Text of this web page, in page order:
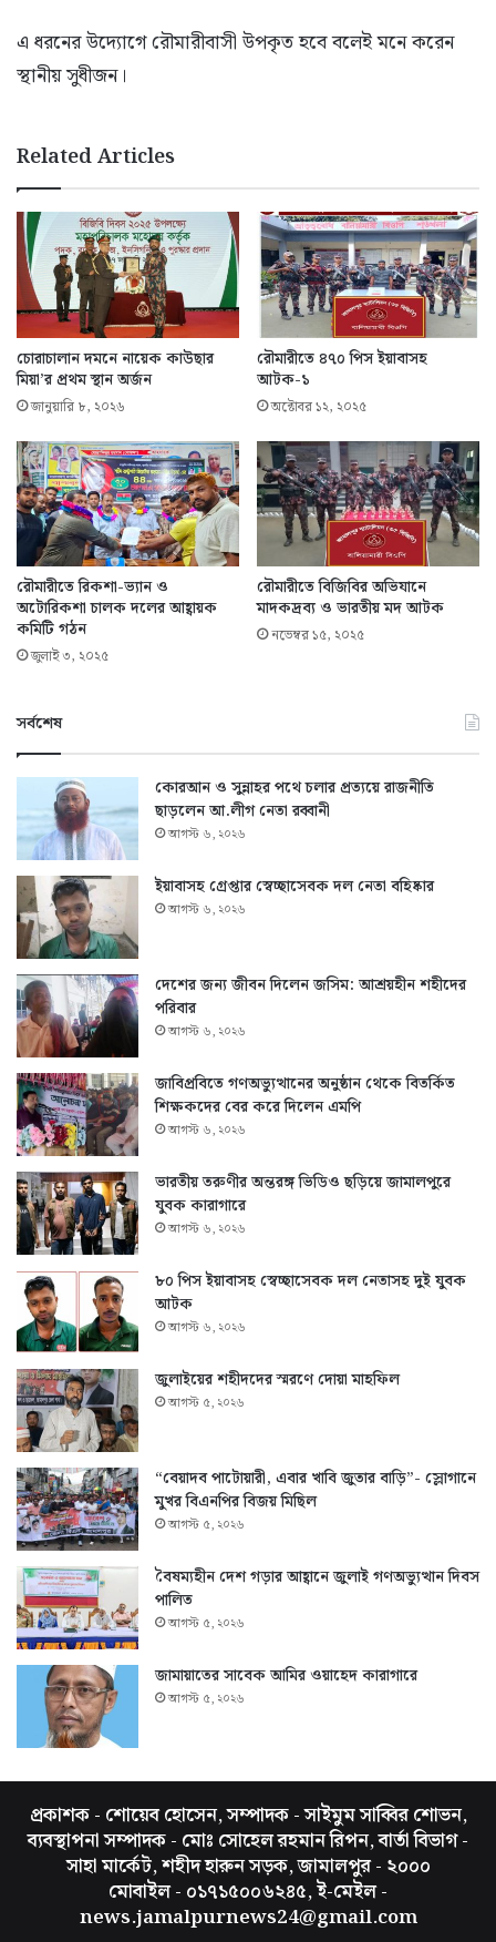
এ ধরনের উদ্যোগে রৌমারীবাসী উপকৃত হবে বলেই মনে করেন
স্থানীয় সুধীজন।
Related Articles
চোরাচালান দমনে নায়েক কাউছার
মিয়া’র প্রথম স্থান অর্জন
জানুয়ারি ৮, ২০২৬
রৌমারীতে ৪৭০ পিস ইয়াবাসহ
আটক-১
অক্টোবর ১২, ২০২৫
রৌমারীতে রিকশা-ভ্যান ও
অটোরিকশা চালক দলের আহ্বায়ক
কমিটি গঠন
জুলাই ৩, ২০২৫
রৌমারীতে বিজিবির অভিযানে
মাদকদ্রব্য ও ভারতীয় মদ আটক
নভেম্বর ১৫, ২০২৫
সর্বশেষ
কোরআন ও সুন্নাহর পথে চলার প্রত্যয়ে রাজনীতি
ছাড়লেন আ.লীগ নেতা রব্বানী
আগস্ট ৬, ২০২৬
ইয়াবাসহ গ্রেপ্তার স্বেচ্ছাসেবক দল নেতা বহিষ্কার
আগস্ট ৬, ২০২৬
দেশের জন্য জীবন দিলেন জসিম: আশ্রয়হীন শহীদের
পরিবার
আগস্ট ৬, ২০২৬
জাবিপ্রবিতে গণঅভ্যুত্থানের অনুষ্ঠান থেকে বিতর্কিত
শিক্ষকদের বের করে দিলেন এমপি
আগস্ট ৬, ২০২৬
ভারতীয় তরুণীর অন্তরঙ্গ ভিডিও ছড়িয়ে জামালপুরে
যুবক কারাগারে
আগস্ট ৬, ২০২৬
৮০ পিস ইয়াবাসহ স্বেচ্ছাসেবক দল নেতাসহ দুই যুবক
আটক
আগস্ট ৬, ২০২৬
জুলাইয়ের শহীদদের স্মরণে দোয়া মাহফিল
আগস্ট ৫, ২০২৬
“বেয়াদব পাটোয়ারী, এবার খাবি জুতার বাড়ি”- স্লোগানে
মুখর বিএনপির বিজয় মিছিল
আগস্ট ৫, ২০২৬
বৈষম্যহীন দেশ গড়ার আহ্বানে জুলাই গণঅভ্যুত্থান দিবস
পালিত
আগস্ট ৫, ২০২৬
জামায়াতের সাবেক আমির ওয়াহেদ কারাগারে
আগস্ট ৫, ২০২৬
প্রকাশক - শোয়েব হোসেন, সম্পাদক - সাইমুম সাব্বির শোভন,
ব্যবস্থাপনা সম্পাদক - মোঃ সোহেল রহমান রিপন, বার্তা বিভাগ -
সাহা মার্কেট, শহীদ হারুন সড়ক, জামালপুর - ২০০০
মোবাইল - ০১৭১৫০০৬২৪৫, ই-মেইল -
news.jamalpurnews24@gmail.com